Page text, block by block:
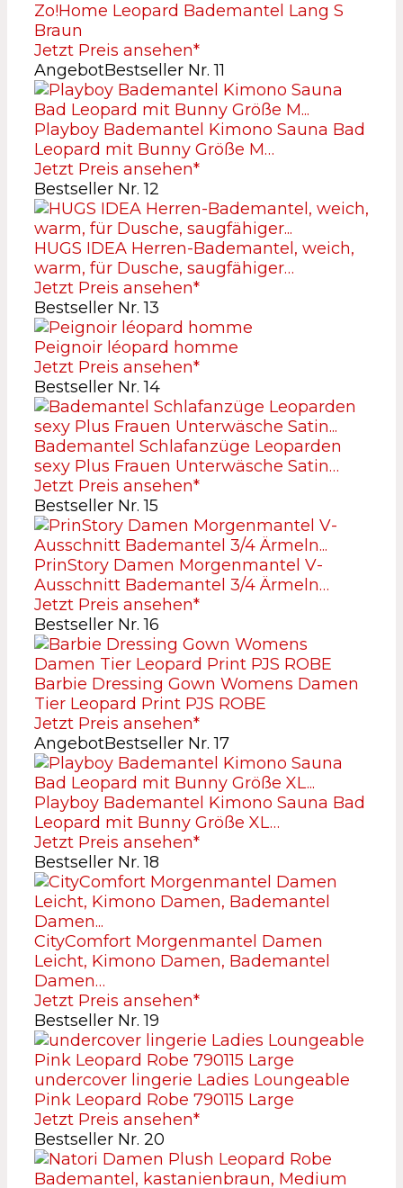
Zo!Home Leopard Bademantel Lang S
Braun
Jetzt Preis ansehen*
AngebotBestseller Nr. 11
Playboy Bademantel Kimono Sauna Bad
Leopard mit Bunny Größe M…
Jetzt Preis ansehen*
Bestseller Nr. 12
HUGS IDEA Herren-Bademantel, weich,
warm, für Dusche, saugfähiger…
Jetzt Preis ansehen*
Bestseller Nr. 13
Peignoir léopard homme
Jetzt Preis ansehen*
Bestseller Nr. 14
Bademantel Schlafanzüge Leoparden
sexy Plus Frauen Unterwäsche Satin…
Jetzt Preis ansehen*
Bestseller Nr. 15
PrinStory Damen Morgenmantel V-
Ausschnitt Bademantel 3/4 Ärmeln…
Jetzt Preis ansehen*
Bestseller Nr. 16
Barbie Dressing Gown Womens Damen
Tier Leopard Print PJS ROBE
Jetzt Preis ansehen*
AngebotBestseller Nr. 17
Playboy Bademantel Kimono Sauna Bad
Leopard mit Bunny Größe XL…
Jetzt Preis ansehen*
Bestseller Nr. 18
CityComfort Morgenmantel Damen
Leicht, Kimono Damen, Bademantel
Damen…
Jetzt Preis ansehen*
Bestseller Nr. 19
undercover lingerie Ladies Loungeable
Pink Leopard Robe 790115 Large
Jetzt Preis ansehen*
Bestseller Nr. 20